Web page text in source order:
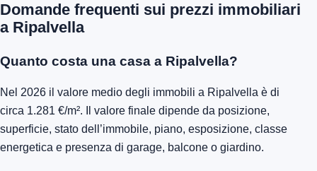
Domande frequenti sui prezzi immobiliari
a Ripalvella
Quanto costa una casa a Ripalvella?
Nel 2026 il valore medio degli immobili a Ripalvella è di
circa 1.281 €/m². Il valore finale dipende da posizione,
superficie, stato dell’immobile, piano, esposizione, classe
energetica e presenza di garage, balcone o giardino.